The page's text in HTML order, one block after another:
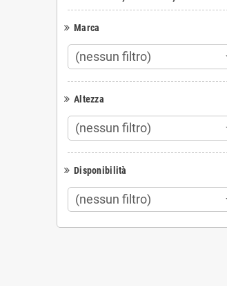
Marca
(nessun filtro)
Altezza
(nessun filtro)
Disponibilità
(nessun filtro)